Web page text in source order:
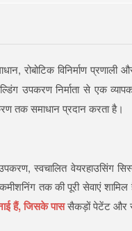
रोबोटिक विनिर्माण प्रणाली
निर्माता से एक
तक समाधान प्रदान करता है।
स्वचालित
तक की पूरी सेवाएं
हैं, जिसके पाससैकड़ों पेटेंट और